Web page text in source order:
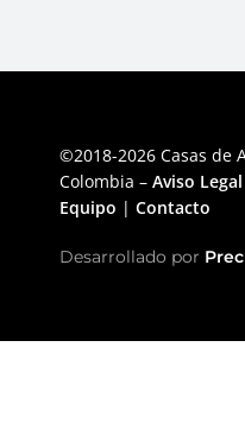
©2018-2026 Casas de
Colombia – Aviso Legal
Equipo | Contacto
Desarrollado por